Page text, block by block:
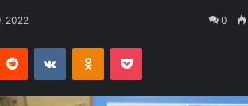
2022 0
Reddit VKontakteOdnoklassniki
Pocket